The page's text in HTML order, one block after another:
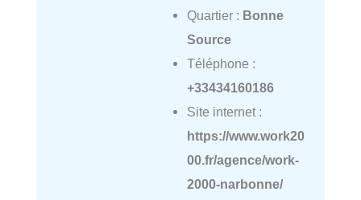
Quartier : Bonne
Source
Téléphone :
+33434160186
Site internet :
https://www.work20
00.fr/agence/work-
2000-narbonne/